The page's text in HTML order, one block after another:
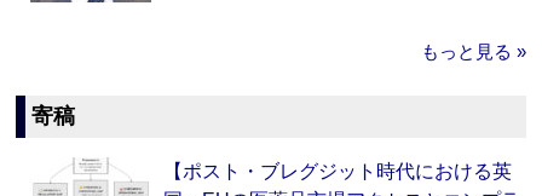
もっと見る »
寄稿
【ポスト・ブレグジット時代における英